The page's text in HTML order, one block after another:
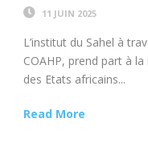
11 JUIN 2025
L’institut du Sahel à
COAHP, prend part à
des Etats africains...
Read More